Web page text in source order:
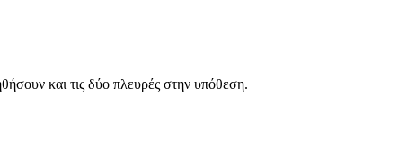
και τις δύο πλευρές στην υπόθεση.